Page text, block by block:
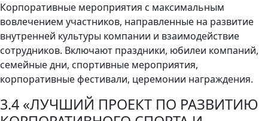
Корпоративные мероприятия с максимальным
вовлечением участников, направленные на развитие
внутренней культуры компании и взаимодействие
сотрудников. Включают праздники, юбилеи компаний,
семейные дни, спортивные мероприятия,
корпоративные фестивали, церемонии награждения.
3.4 «ЛУЧШИЙ ПРОЕКТ ПО РАЗВИТИЮ